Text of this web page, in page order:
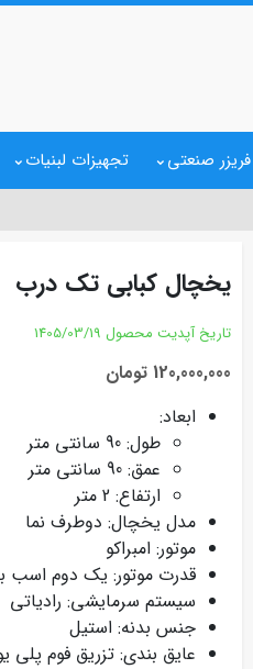
فریزر صنعتی تجهیزات لبنیات
یخچال کبابی تک درب
تاریخ آپدیت محصول 1405/03/19
120,000,000 تومان
ابعاد:
طول: 90 سانتی متر
عمق: 90 سانتی متر
ارتفاع: 2 متر
مدل یخچال: دوطرف نما
موتور: امبراکو
قدرت موتور: یک دوم اسب
سیستم سرمایشی: رادیاتی
جنس بدنه: استیل
عایق بندی: تزریق فوم پلی